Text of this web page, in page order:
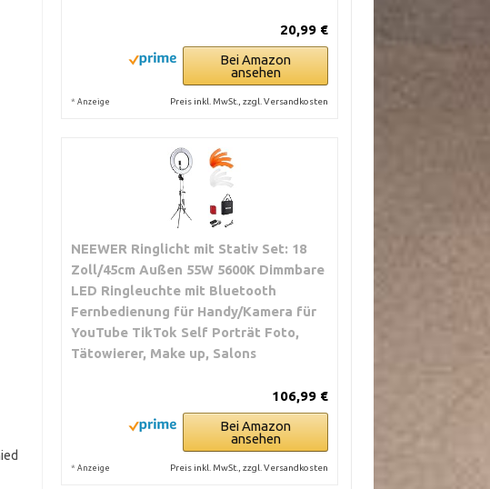
20,99 €
Bei Amazon
ansehen
* Anzeige Preis inkl. MwSt., zzgl. Versandkosten
NEEWER Ringlicht mit Stativ Set: 18
Zoll/45cm Außen 55W 5600K Dimmbare
LED Ringleuchte mit Bluetooth
Fernbedienung für Handy/Kamera für
YouTube TikTok Self Porträt Foto,
Tätowierer, Make up, Salons
106,99 €
Bei Amazon
ansehen
* Anzeige Preis inkl. MwSt., zzgl. Versandkosten